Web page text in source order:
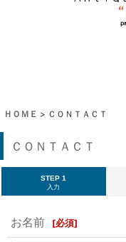
ＨＯＭＥ > ＣＯＮＴＡＣＴ
ＣＯＮＴＡＣＴ
STEP 1
入力
お名前 [必須]